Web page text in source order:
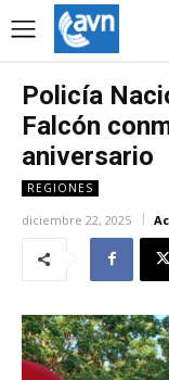
Policía
Falcón
aniversario
REGIONES
diciembre 22, 2025